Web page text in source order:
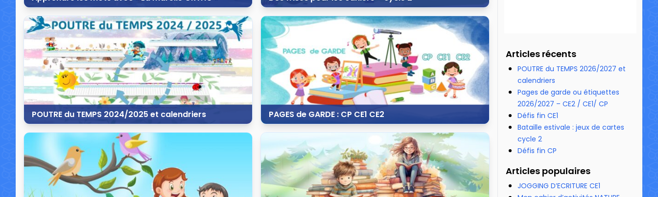
7 septembre 2024
3 commentaires
10 347 vues
28 août 2024
10 commentaires
63 189 vues
POUTRE du TEMPS 2024/2025 et calendriers
17 juillet 2024
15 commentaires
PAGES de GARDE : CP CE1 CE2
8 juin 2024
15 commentaires
48 163 vues
Articles récents
POUTRE du TEMPS 2026/2027 et
calendriers
Pages de garde ou étiquettes
2026/2027 – CE2 / CE1/ CP
Défis fin CE1
Bataille estivale : jeux de cartes
cycle 2
Défis fin CP
Articles populaires
JOGGING D’ECRITURE CE1